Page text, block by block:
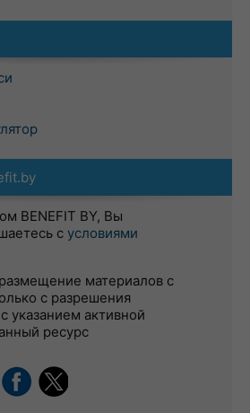
BENEFIT BY, Вы
с условиями
материалов с
с разрешения
указанием активной
ресурс